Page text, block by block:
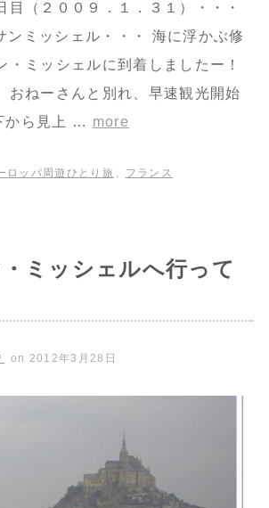
目（２００９．１．３１）・・・
ンミッシェル・・・ 海に浮かぶ修
・ミッシェルに到着しましたー！
おねーさんと別れ、早速観光開始
から見上 … more
ロッパ周遊ひとり旅 フランス
ミッシェルへ行って
on 2012年3月28日